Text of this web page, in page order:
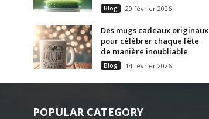
Blog 20 février 2026
Des mugs cadeaux originaux
pour célébrer chaque fête
de manière inoubliable
Blog 14 février 2026
POPULAR CATEGORY